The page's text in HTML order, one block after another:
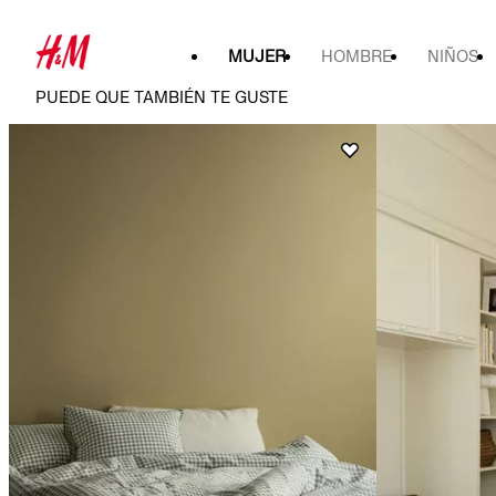
MUJER HOMBRE NIÑOS
PUEDE QUE TAMBIÉN TE GUSTE